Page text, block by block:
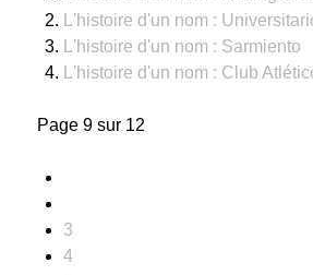
L'histoire d'un nom :
L'histoire d'un nom : Sarmiento
L'histoire d'un nom : Club
Page 9 sur 12
3
4